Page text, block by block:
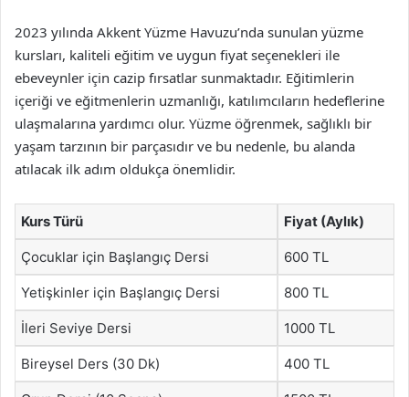
2023 yılında Akkent Yüzme Havuzu’nda sunulan yüzme
kursları, kaliteli eğitim ve uygun fiyat seçenekleri ile
ebeveynler için cazip fırsatlar sunmaktadır. Eğitimlerin
içeriği ve eğitmenlerin uzmanlığı, katılımcıların hedeflerine
ulaşmalarına yardımcı olur. Yüzme öğrenmek, sağlıklı bir
yaşam tarzının bir parçasıdır ve bu nedenle, bu alanda
atılacak ilk adım oldukça önemlidir.
Kurs Türü Fiyat (Aylık)
Çocuklar için Başlangıç Dersi 600 TL
Yetişkinler için Başlangıç Dersi 800 TL
İleri Seviye Dersi 1000 TL
Bireysel Ders (30 Dk) 400 TL